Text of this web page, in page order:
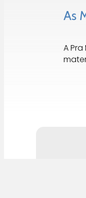
As
A